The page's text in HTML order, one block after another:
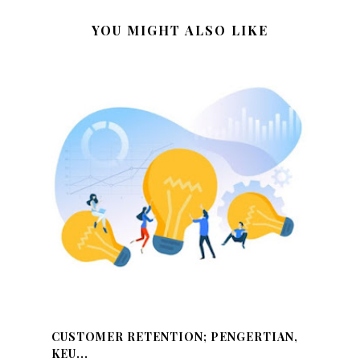
YOU MIGHT ALSO LIKE
CUSTOMER RETENTION; PENGERTIAN,
KEU...